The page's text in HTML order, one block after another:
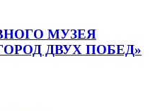
МУЗЕЯ
ДВУХ ПОБЕД»